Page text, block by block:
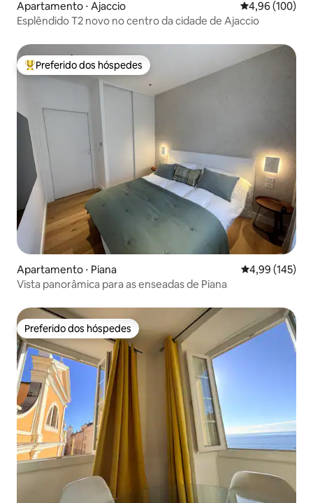
Apartamento ⋅ Ajaccio 4,96 de uma
4,96 (100)
Esplêndido T2 novo no centro da cidade de Ajaccio
Entre os melhores preferidos dos hóspedes
Preferido dos hóspedes
Apartamento ⋅ Piana 4,99 de uma
4,99 (145)
Vista panorâmica para as enseadas de Piana
Preferido dos hóspedes
Preferido dos hóspedes